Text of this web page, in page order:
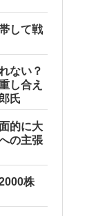
して戦
ない？
し合え
氏
的に大
の主張
株